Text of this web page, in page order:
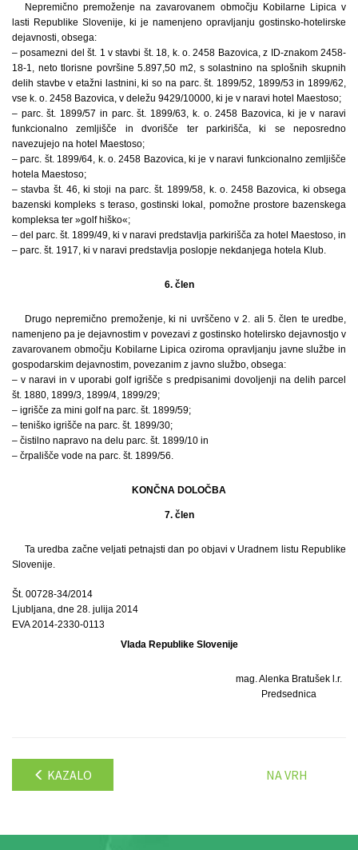
Nepremično premoženje na zavarovanem območju Kobilarne Lipica v
lasti Republike Slovenije, ki je namenjeno opravljanju gostinsko-hotelirske
dejavnosti, obsega:
– posamezni del št. 1 v stavbi št. 18, k. o. 2458 Bazovica, z ID-znakom 2458-
18-1, neto tlorisne površine 5.897,50 m2, s solastnino na splošnih skupnih
delih stavbe v etažni lastnini, ki so na parc. št. 1899/52, 1899/53 in 1899/62,
vse k. o. 2458 Bazovica, v deležu 9429/10000, ki je v naravi hotel Maestoso;
– parc. št. 1899/57 in parc. št. 1899/63, k. o. 2458 Bazovica, ki je v naravi
funkcionalno zemljišče in dvorišče ter parkirišča, ki se neposredno
navezujejo na hotel Maestoso;
– parc. št. 1899/64, k. o. 2458 Bazovica, ki je v naravi funkcionalno zemljišče
hotela Maestoso;
– stavba št. 46, ki stoji na parc. št. 1899/58, k. o. 2458 Bazovica, ki obsega
bazenski kompleks s teraso, gostinski lokal, pomožne prostore bazenskega
kompleksa ter »golf hiško«;
– del parc. št. 1899/49, ki v naravi predstavlja parkirišča za hotel Maestoso, in
– parc. št. 1917, ki v naravi predstavlja poslopje nekdanjega hotela Klub.
6. člen
Drugo nepremično premoženje, ki ni uvrščeno v 2. ali 5. člen te uredbe,
namenjeno pa je dejavnostim v povezavi z gostinsko hotelirsko dejavnostjo v
zavarovanem območju Kobilarne Lipica oziroma opravljanju javne službe in
gospodarskim dejavnostim, povezanim z javno službo, obsega:
– v naravi in v uporabi golf igrišče s predpisanimi dovoljenji na delih parcel
št. 1880, 1899/3, 1899/4, 1899/29;
– igrišče za mini golf na parc. št. 1899/59;
– teniško igrišče na parc. št. 1899/30;
– čistilno napravo na delu parc. št. 1899/10 in
– črpališče vode na parc. št. 1899/56.
KONČNA DOLOČBA
7. člen
Ta uredba začne veljati petnajsti dan po objavi v Uradnem listu Republike
Slovenije.
Št. 00728-34/2014
Ljubljana, dne 28. julija 2014
EVA 2014-2330-0113
Vlada Republike Slovenije
mag. Alenka Bratušek l.r.
Predsednica
KAZALO NA VRH